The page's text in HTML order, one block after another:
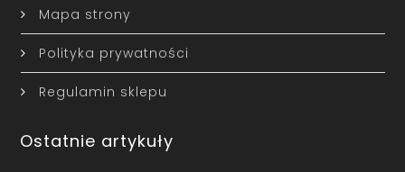
Mapa strony
Polityka prywatności
Regulamin sklepu
Ostatnie artykuły